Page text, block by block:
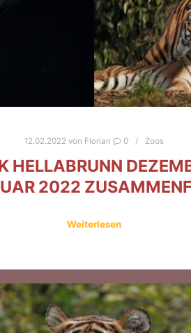
12.02.2022 von Florian 0 Zoos
HELLABRUNN
2022
Weiterlesen